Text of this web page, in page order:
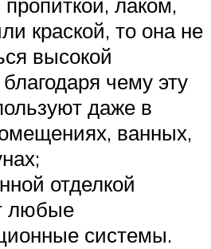
краской, то она не
высокой
чему эту
даже в
ванных,
отделкой
любые
системы.